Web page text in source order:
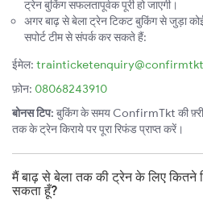
ट्रेन बुकिंग सफलतापूर्वक पूरी हो जाएगी।
अगर बाढ़ से बेला ट्रेन टिकट बुकिंग से जुड़ा
सपोर्ट टीम से संपर्क कर सकते हैं:
ईमेल:
फ़ोन: 08068243910
बोनस टिप: बुकिंग के समय ConfirmTkt की
तक के ट्रेन किराये पर पूरा रिफंड प्राप्त करें।
मैं बाढ़ से बेला तक की ट्रेन के लिए
सकता हूँ?